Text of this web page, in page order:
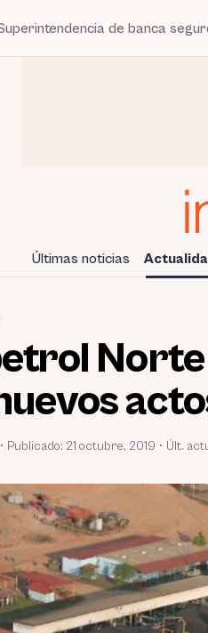
de banca
Últimas noticias
• Publicado: 21 octubre, 2019 • Últ.